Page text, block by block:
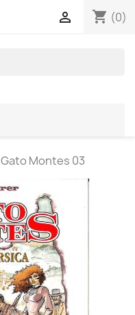
shopping_cart (0)

Gato Montes 03